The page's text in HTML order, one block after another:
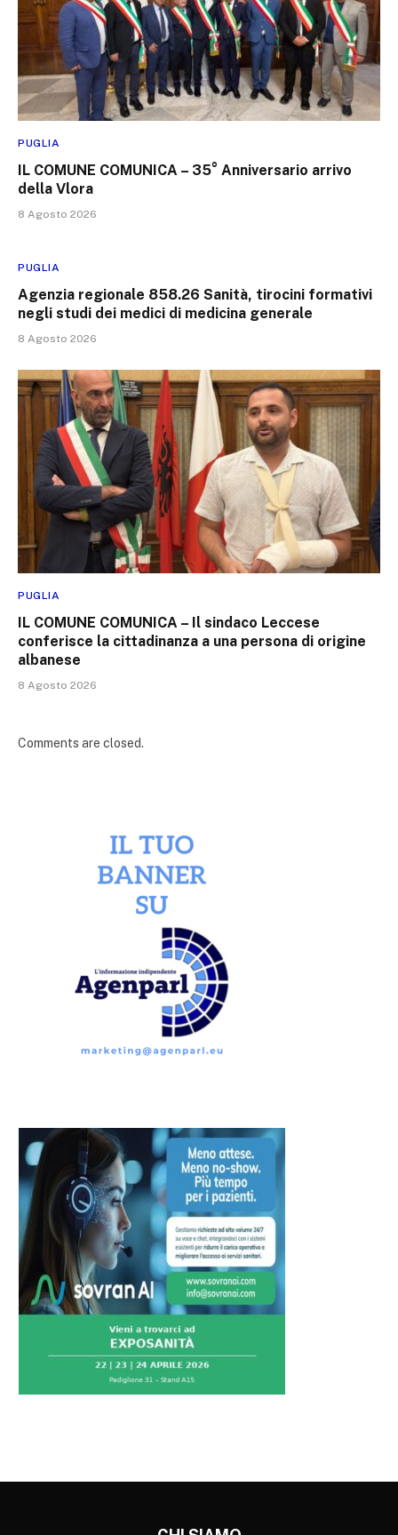
PUGLIA
IL COMUNE COMUNICA – 35° Anniversario arrivo
della Vlora
8 Agosto 2026
PUGLIA
Agenzia regionale 858.26 Sanità, tirocini formativi
negli studi dei medici di medicina generale
8 Agosto 2026
PUGLIA
IL COMUNE COMUNICA – Il sindaco Leccese
conferisce la cittadinanza a una persona di origine
albanese
8 Agosto 2026
Comments are closed.